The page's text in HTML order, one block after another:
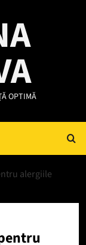
OPTIMĂ
alergiile